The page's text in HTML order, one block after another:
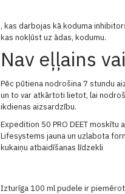
, kas darbojas kā koduma
kas nokļūst uz ādas, kodumu.
Nav eļļains
Pēc pūtiena nodrošina 7 stundu
un to var atkārtoti lietot, lai
ikdienas aizsardzību.
Expedition 50 PRO DEET
Lifesystems jauna un uzlabota
kukaiņu atbaidīšanas līdzekli
Izturīga 100 ml pudele ir